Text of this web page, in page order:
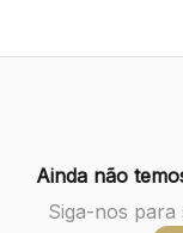
Ainda não
Siga-nos para